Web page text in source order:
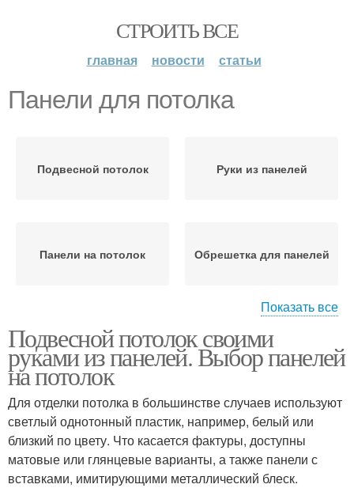
СТРОИТЬ ВСЕ
главная новости статьи
Панели для потолка
Подвесной потолок Руки из панелей
Панели на потолок Обрешетка для панелей
Потолочные панели
пластиковых панелей
Панели в комнате Пластиковые панели
Показать все
Подвесной потолок своими
руками из панелей. Выбор панелей
на потолок
Для отделки потолка в большинстве случаев используют
светлый однотонный пластик, например, белый или
близкий по цвету. Что касается фактуры, доступны
матовые или глянцевые варианты, а также панели с
вставками, имитирующими металлический блеск.